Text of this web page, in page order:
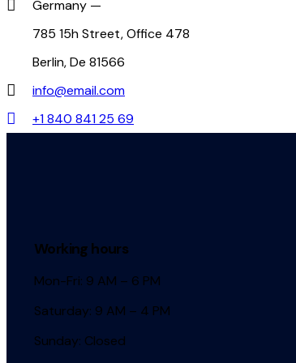
Germany —
785 15h Street, Office 478
Berlin, De 81566
info@email.com
+1 840 841 25 69
Working hours
Mon-Fri: 9 AM – 6 PM
Saturday: 9 AM – 4 PM
Sunday: Closed